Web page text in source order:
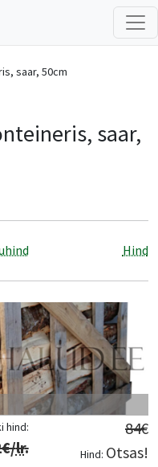
saar, 50cm
saar,
Hind
Hind:
84€
Otsas!
hind:
€/lr.